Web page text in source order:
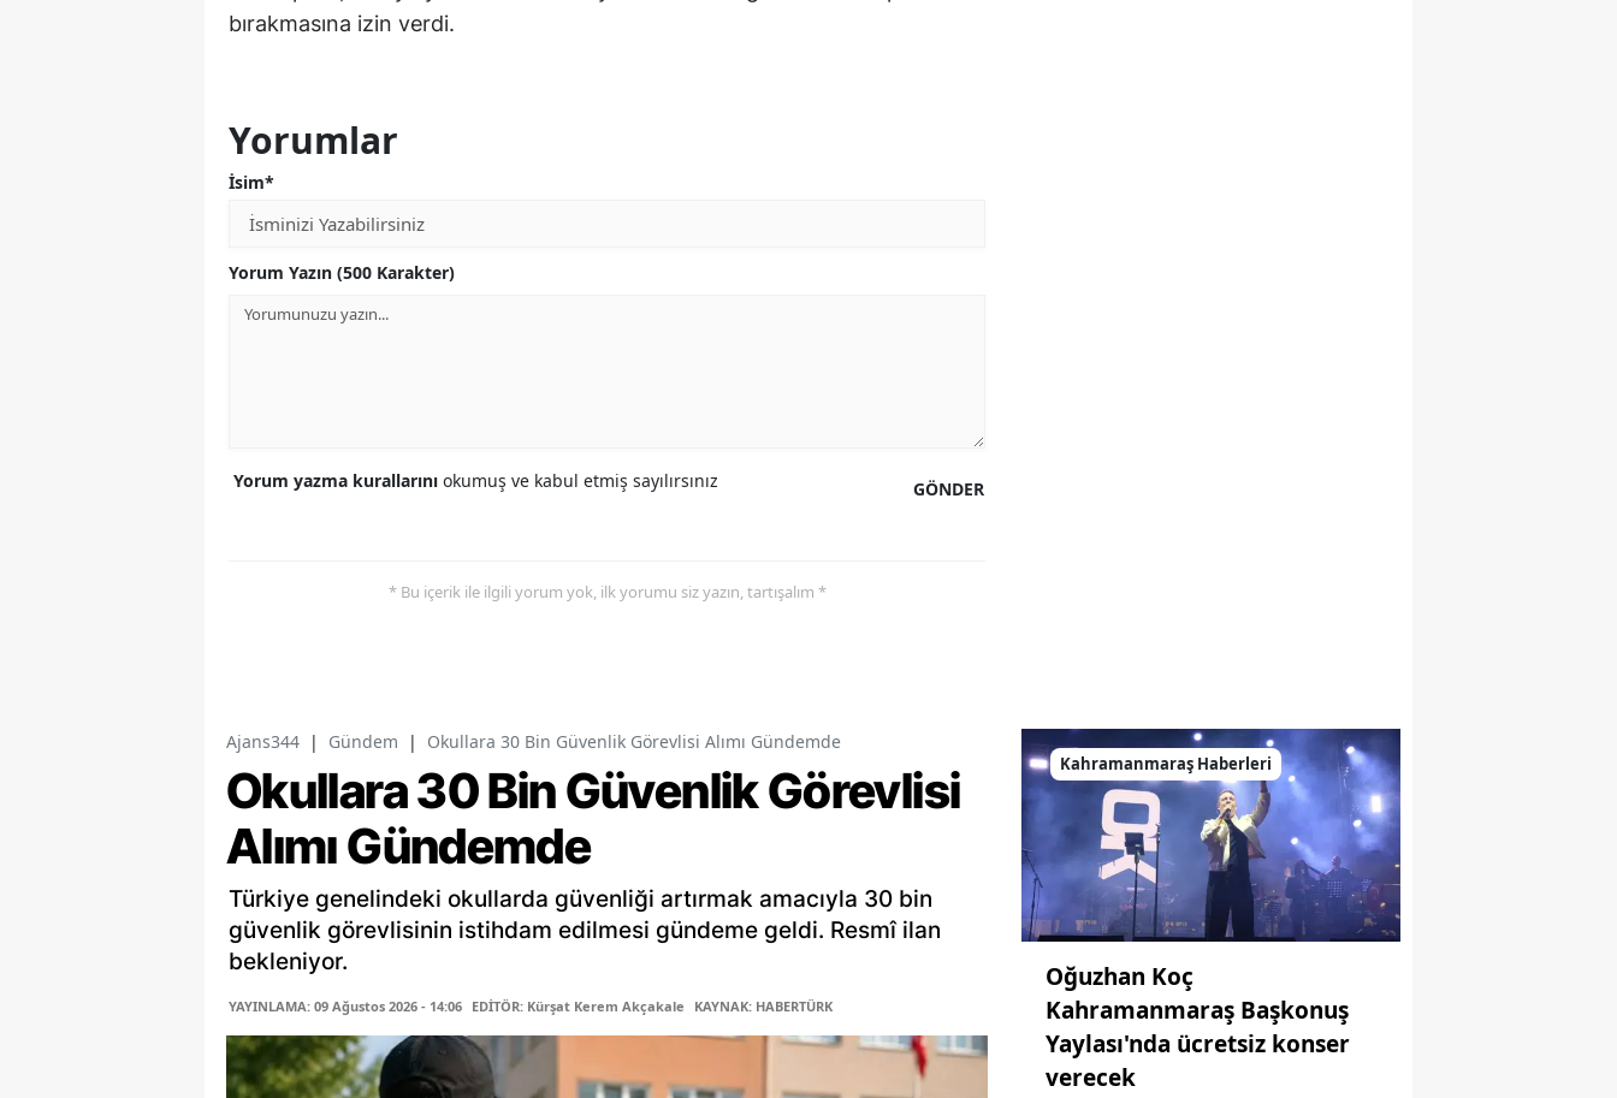
bırakmasına izin verdi.
Yorumlar
İsim*
Yorum Yazın (500 Karakter)
GÖNDER
Yorum yazma kurallarını okumuş ve kabul etmiş sayılırsınız
* Bu içerik ile ilgili yorum yok, ilk yorumu siz yazın, tartışalım *
Ajans344 | Gündem | Okullara 30 Bin Güvenlik Görevlisi Alımı Gündemde
Okullara 30 Bin Güvenlik Görevlisi
Alımı Gündemde
Türkiye genelindeki okullarda güvenliği artırmak amacıyla 30 bin
güvenlik görevlisinin istihdam edilmesi gündeme geldi. Resmî ilan
bekleniyor.
YAYINLAMA: 09 Ağustos 2026 - 14:06 EDİTÖR: Kürşat Kerem Akçakale KAYNAK: HABERTÜRK
Kahramanmaraş Haberleri
Oğuzhan Koç
Kahramanmaraş Başkonuş
Yaylası'nda ücretsiz konser
verecek